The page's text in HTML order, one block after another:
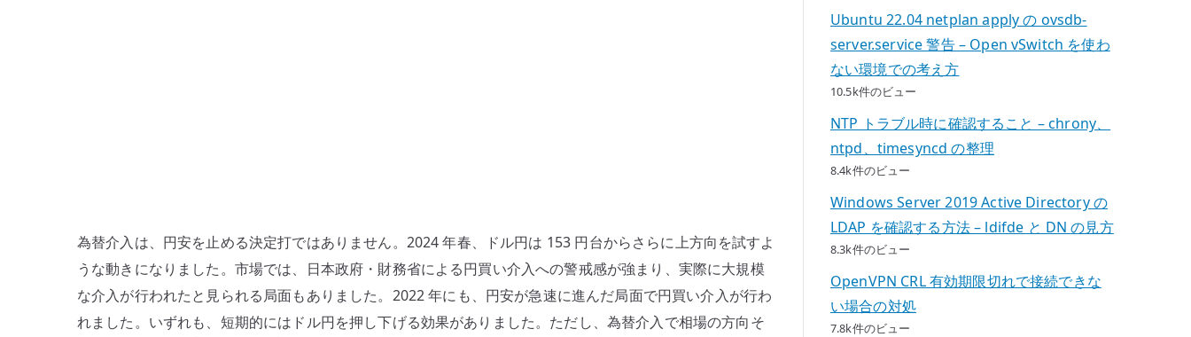
の
2024
年
為替介入は、円安を止める決定打ではありません。2024 年春、ドル円は 153 円台からさらに上方向を試すよ
うな動きになりました。市場では、日本政府・財務省による円買い介入への警戒感が強まり、実際に大規模
な介入が行われたと見られる局面もありました。2022 年にも、円安が急速に進んだ局面で円買い介入が行わ
れました。いずれも、短期的にはドル円を押し下げる効果がありました。ただし、為替介入で相場の方向そ
Ubuntu 22.04 netplan apply の ovsdb-
server.service 警告 – Open vSwitch を使わ
ない環境での考え方
10.5k件のビュー
NTP トラブル時に確認すること – chrony、
ntpd、timesyncd の整理
8.4k件のビュー
Windows Server 2019 Active Directory の
LDAP を確認する方法 – ldifde と DN の見方
8.3k件のビュー
OpenVPN CRL 有効期限切れで接続できな
い場合の対処
7.8k件のビュー